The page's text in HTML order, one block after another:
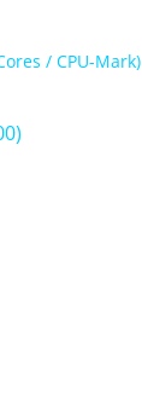
/ CPU-Mark)